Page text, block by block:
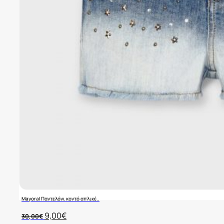
Mayoral Παντελόνι κοντό απλικέ..
30,00€ Original
9,00€Η